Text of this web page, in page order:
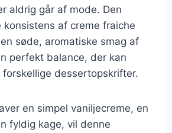
aldrig går af mode. Den
konsistens af creme fraiche
søde, aromatiske smag af
perfekt balance, der kan
forskellige dessertopskrifter.
en simpel vaniljecreme, en
fyldig kage, vil denne